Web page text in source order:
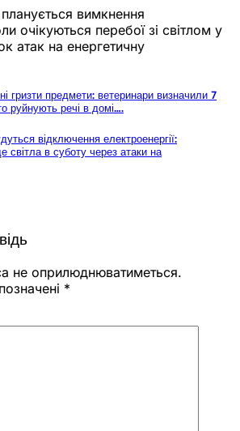
планується вимкнення
очікуються перебої зі світлом у
атак на енергетичну
гризти предмети: ветеринари визначили 7
руйнують речі в домі….
відключення електроенергії:
світла в суботу через атаки на
не оприлюднюватиметься.
*